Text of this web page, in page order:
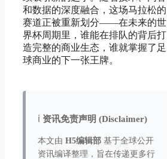
和数据的深度融合，这场马拉松的
赛道正被重新划分——在未来的世
界杯周期里，谁能在排队的背后打
造完整的商业生态，谁就掌握了足
球商业的下一张王牌。
ℹ️ 资讯免责声明 (Disclaimer)
本文由 H5编辑部 基于全球公开
资讯编译整理，旨在传递更多行